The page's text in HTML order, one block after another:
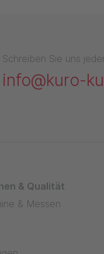
Schreiben Sie uns
info@kuro-
& Qualität
& Messen